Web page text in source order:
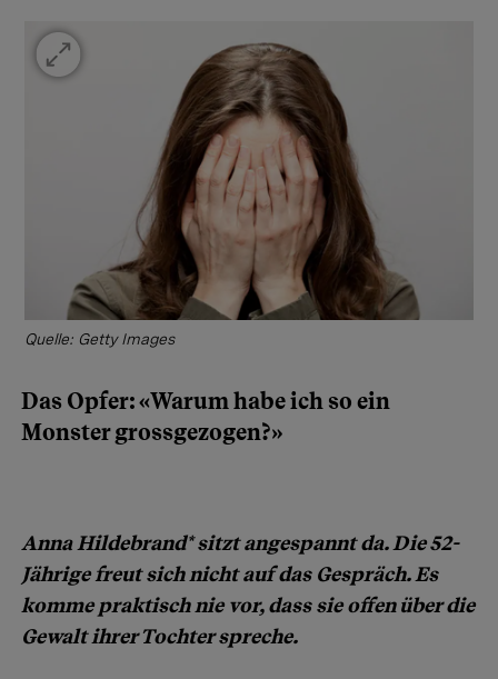
Quelle: Getty Images
Das Opfer: «Warum habe ich so ein
Monster grossgezogen?»
Anna Hildebrand* sitzt angespannt da. Die 52-
Jährige freut sich nicht auf das Gespräch. Es
komme praktisch nie vor, dass sie offen über die
Gewalt ihrer Tochter spreche.